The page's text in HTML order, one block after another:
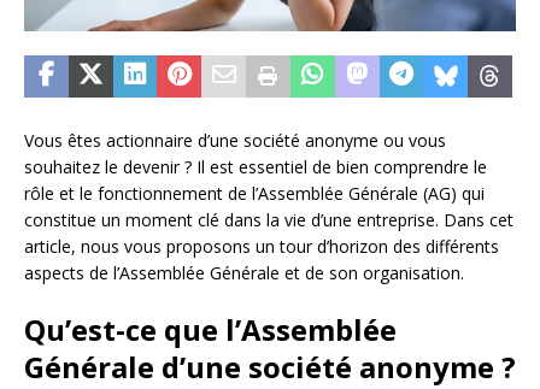
Vous êtes actionnaire d’une société anonyme ou vous
souhaitez le devenir ? Il est essentiel de bien comprendre le
rôle et le fonctionnement de l’Assemblée Générale (AG) qui
constitue un moment clé dans la vie d’une entreprise. Dans cet
article, nous vous proposons un tour d’horizon des différents
aspects de l’Assemblée Générale et de son organisation.
Qu’est-ce que l’Assemblée
Générale d’une société anonyme ?